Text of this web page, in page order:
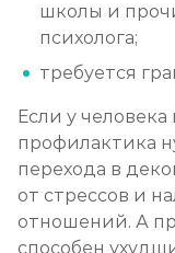
школы и
психолога;
требуется
Если у
профилактика
перехода в
от стрессов и
отношений. А
способен